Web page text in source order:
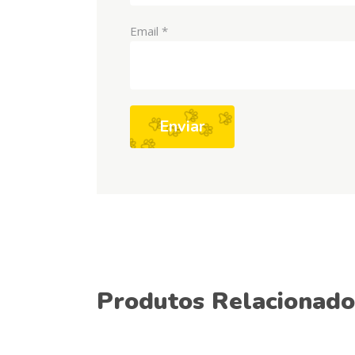
Email *
Produtos